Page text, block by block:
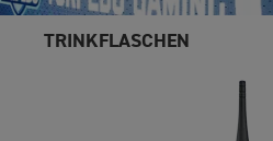
TRINKFLASCHEN